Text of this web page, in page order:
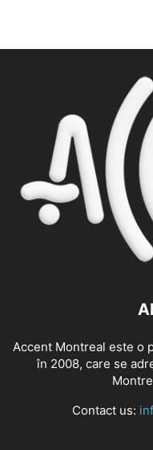
Accent Montreal este o
în 2008, care se
Contact us: